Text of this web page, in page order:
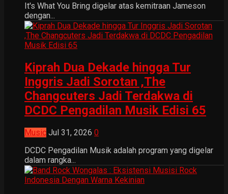
It's What You Bring digelar atas kemitraan Jameson
dengan...
Kiprah Dua Dekade hingga Tur
Inggris Jadi Sorotan ,The
Changcuters Jadi Terdakwa di
DCDC Pengadilan Musik Edisi 65
Music Jul 31, 2026 0
DCDC Pengadilan Musik adalah program yang digelar
dalam rangka...